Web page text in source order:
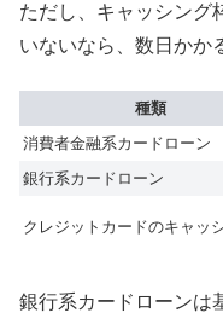
ただし、キャッシング
いないなら、数日かか
種類
消費者金融系カードローン
銀行系カードローン
クレジットカードのキャッ
銀行系カードローンは